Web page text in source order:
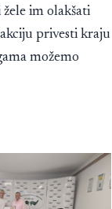
im olakšati
privesti kraju
možemo